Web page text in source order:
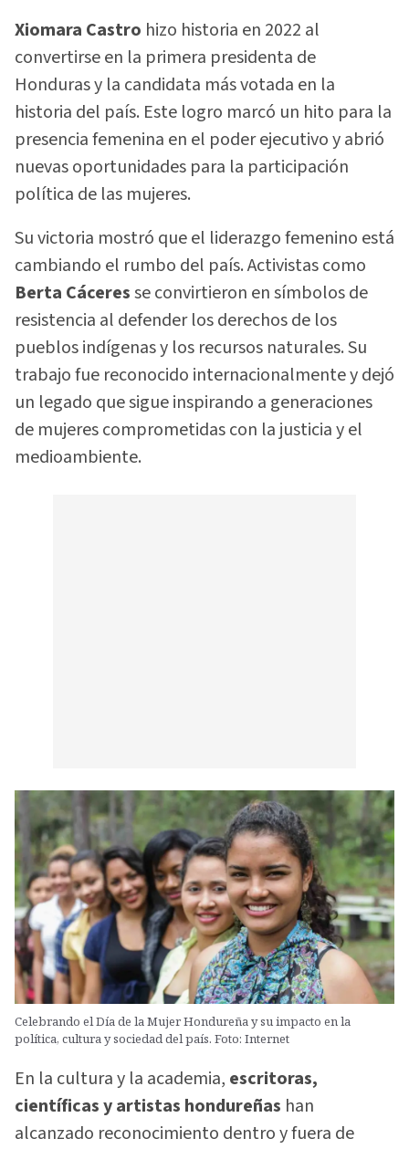
Xiomara Castro hizo historia en 2022 al
convertirse en la primera presidenta de
Honduras y la candidata más votada en la
historia del país. Este logro marcó un hito para la
presencia femenina en el poder ejecutivo y abrió
nuevas oportunidades para la participación
política de las mujeres.
Su victoria mostró que el liderazgo femenino está
cambiando el rumbo del país. Activistas como
Berta Cáceresse convirtieron en símbolos de
resistencia al defender los derechos de los
pueblos indígenas y los recursos naturales. Su
trabajo fue reconocido internacionalmente y dejó
un legado que sigue inspirando a generaciones
de mujeres comprometidas con la justicia y el
medioambiente.
Celebrando el Día de la Mujer Hondureña y su impacto en la
política, cultura y sociedad del país. Foto: Internet
En la cultura y la academia, escritoras,
científicas y artistas hondureñas han
alcanzado reconocimiento dentro y fuera de